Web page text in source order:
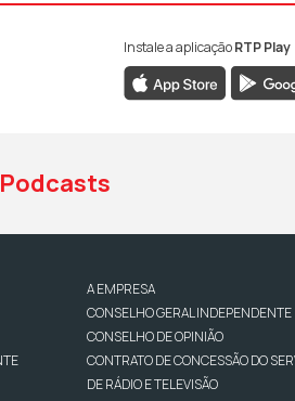
da RTP Antena 1
da RTP
YouTube da RTP
Instale a aplicaçãoRTP Play
Podcasts
A EMPRESA
CONSELHO GERAL INDEPENDENTE
CONSELHO DE OPINIÃO
CONTRATO DE CONCESSÃO DO
DE RÁDIO E TELEVISÃO